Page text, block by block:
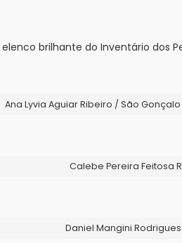
brilhante do Inventário dos
Ana Lyvia Aguiar Ribeiro / São
Calebe Pereira Feitosa
Daniel Mangini